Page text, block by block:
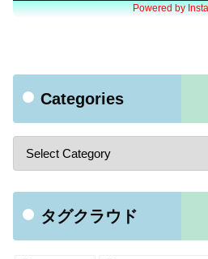
Categories
タグクラウド